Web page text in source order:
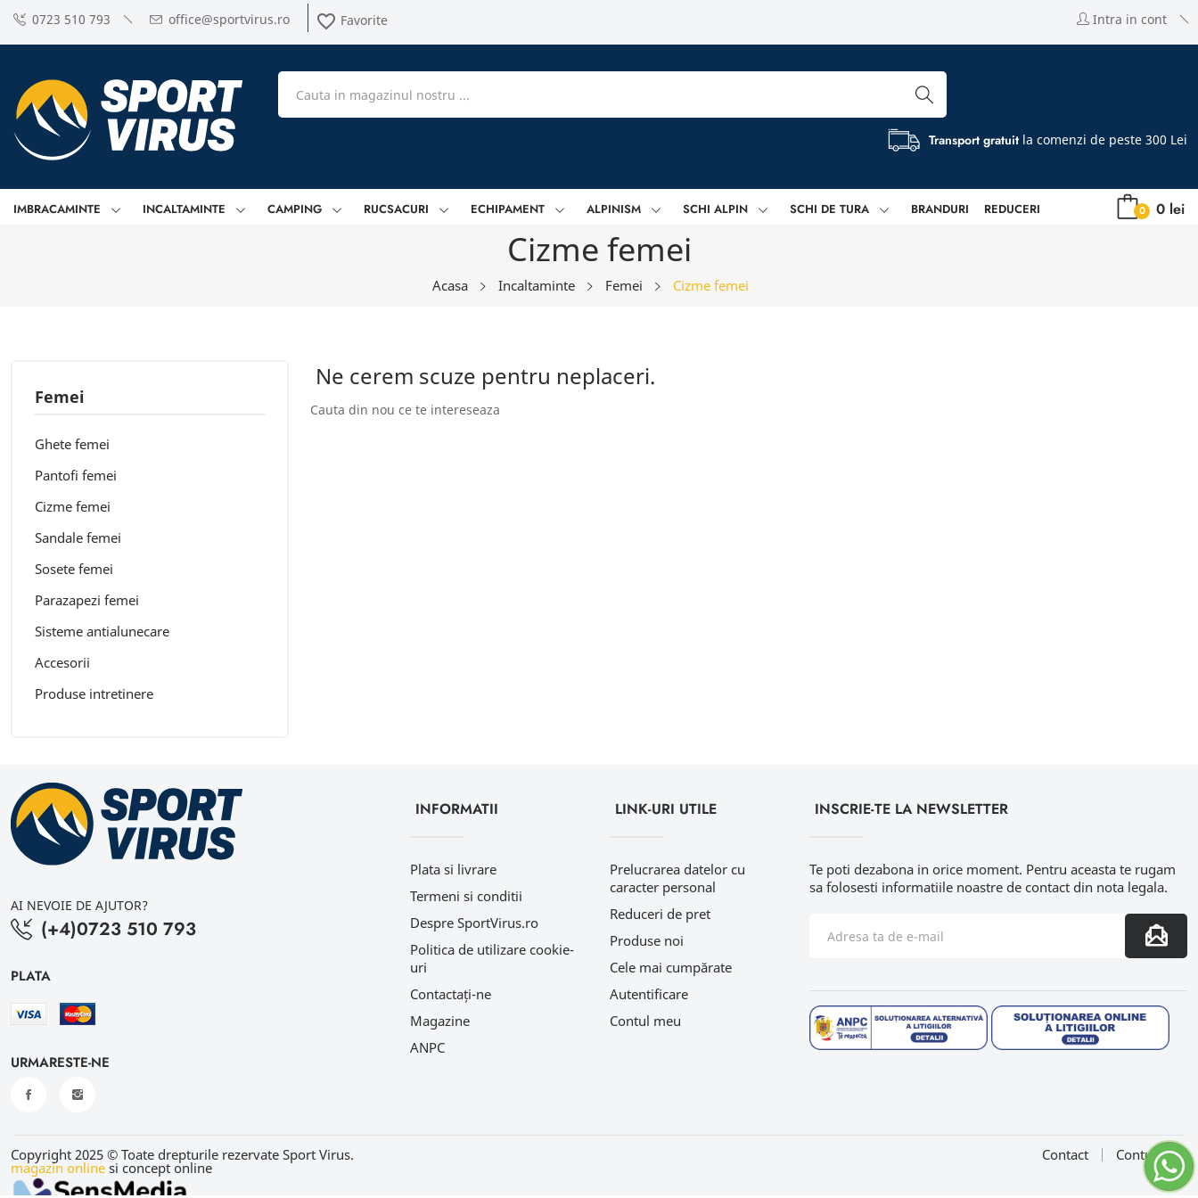
Intra in cont
0723 510 793 office@sportvirus.ro favorite_border Favorite
Transport gratuit la comenzi de peste 300 Lei
IMBRACAMINTE INCALTAMINTE CAMPING RUCSACURI ECHIPAMENT ALPINISM SCHI ALPIN SCHI DE TURA BRANDURI REDUCERI 0 lei
0
Cizme femei
Acasa Incaltaminte Femei Cizme femei
Femei
Ghete femei
Pantofi femei
Cizme femei
Sandale femei
Sosete femei
Parazapezi femei
Sisteme antialunecare
Accesorii
Produse intretinere
Ne cerem scuze pentru neplaceri.
Cauta din nou ce te intereseaza
AI NEVOIE DE AJUTOR?
(+4)0723 510 793
PLATA
URMARESTE-NE
INFORMATII
Plata si livrare
Termeni si conditii
Despre SportVirus.ro
Politica de utilizare cookie-
uri
Contactați-ne
Magazine
ANPC
LINK-URI UTILE
Prelucrarea datelor cu
caracter personal
Reduceri de pret
Produse noi
Cele mai cumpărate
Autentificare
Contul meu
INSCRIE-TE LA NEWSLETTER
Te poti dezabona in orice moment. Pentru aceasta te rugam
sa folosesti informatiile noastre de contact din nota legala.
Copyright 2025 © Toate drepturile rezervate Sport Virus.
magazin online si concept online
Contact Contul meu